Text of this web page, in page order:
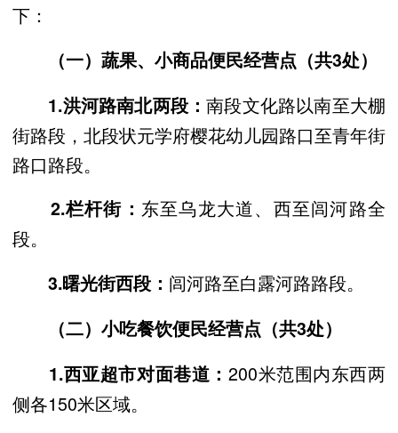
下：
（一）蔬果、小商品便民经营点（共3处）
1.洪河路南北两段：南段文化路以南至大棚
街路段，北段状元学府樱花幼儿园路口至青年街
路口路段。
2.栏杆街 ： 东至乌龙大道、西至闾河路全
段。
3.曙光街西段： 闾河路至白露河路路段。
（二）小吃餐饮便民经营点（共3处）
1.西亚超市对面巷道： 200米范围内东西两
侧各150米区域。